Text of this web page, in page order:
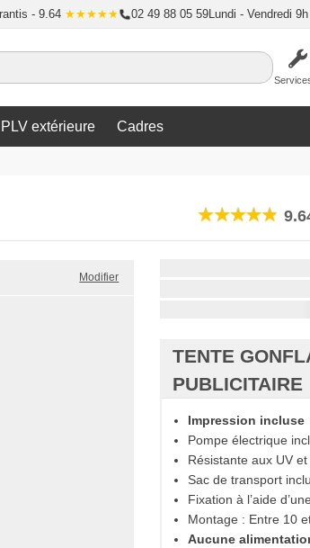
- 9.64 ★★★★★ 02 49 88 05 59Lundi - Vendredi
PLV extérieure Cadres
Modifier
TENTE
PUBLICITAIRE
Impression incluse
Pompe électrique
Résistante aux UV
Sac de transport
Fixation à l’aide
Montage : Entre 10
Aucune